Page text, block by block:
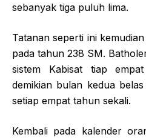
sebanyak tiga puluh lima.
Tatanan seperti ini
pada tahun 238 SM.
sistem Kabisat tiap
demikian bulan kedua
setiap empat tahun sekali.
Kembali pada kalender